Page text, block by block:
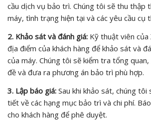
cầu dịch vụ bảo trì. Chúng tôi sẽ thu thập
máy, tình trạng hiện tại và các yêu cầu cụ
2. Khảo sát và đánh giá: Kỹ thuật viên của
địa điểm của khách hàng để khảo sát và
của máy. Chúng tôi sẽ kiểm tra tổng quan,
đề và đưa ra phương án bảo trì phù hợp.
3. Lập báo giá: Sau khi khảo sát, chúng tôi
tiết về các hạng mục bảo trì và chi phí.
cho khách hàng để phê duyệt.